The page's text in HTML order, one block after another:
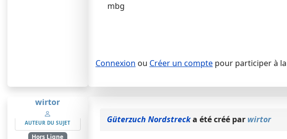
mbg
Connexion ou Créer un comptepour participer à
wirtor
AUTEUR DU SUJET
Hors Ligne
Güterzuch Nordstrecka été créé par wirtor